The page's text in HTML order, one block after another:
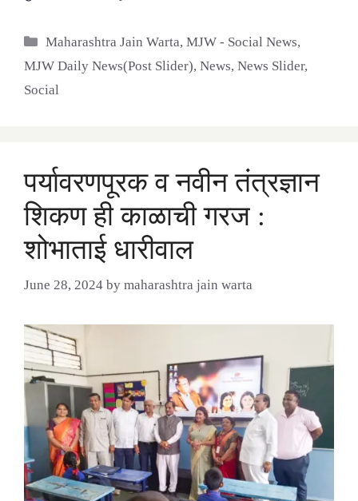
Categories
Maharashtra Jain Warta,MJW - Social News,
MJW Daily News(Post Slider), News, News Slider,
Social
पर्यावरणपूरक व नवीन तंत्रज्ञान
शिकण ही काळाची गरज :
शोभाताई धारीवाल
June 28, 2024 by maharashtra jain warta